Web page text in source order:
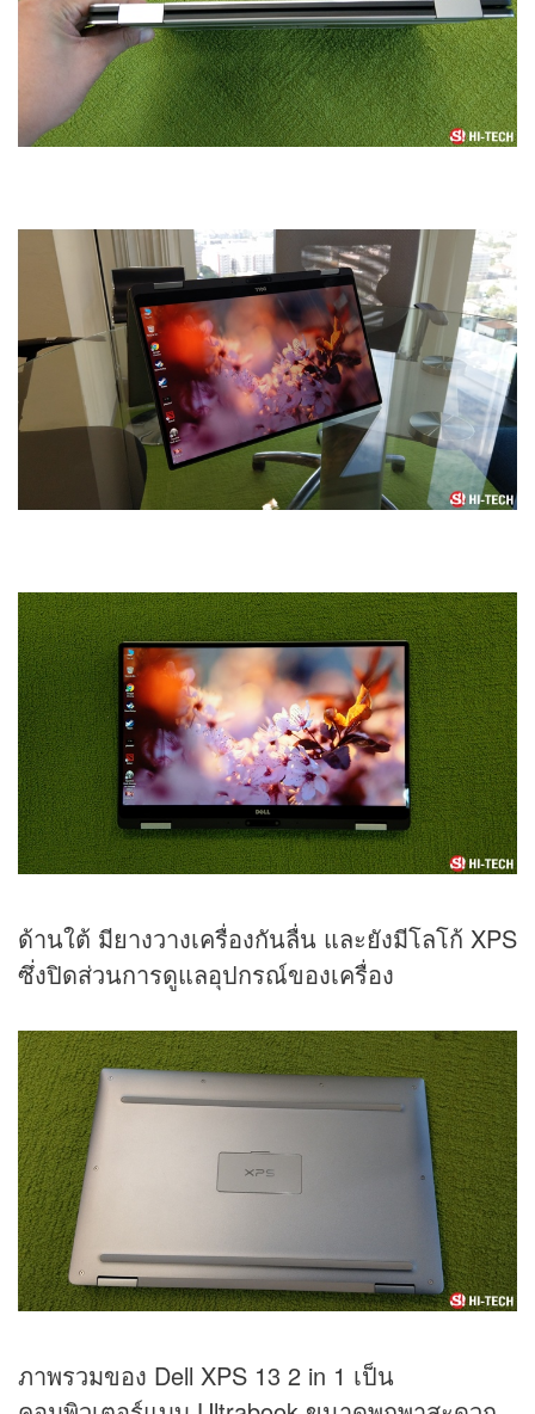
ด้านใต้ มียางวางเครื่องกันลื่น และยังมีโลโก้ XPS
ซึ่งปิดส่วนการดูแลอุปกรณ์ของเครื่อง
ภาพรวมของ Dell XPS 13 2 in 1 เป็น